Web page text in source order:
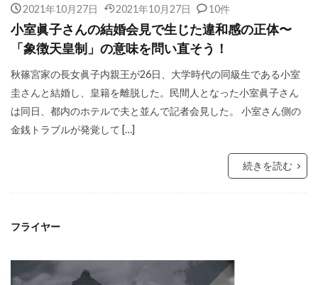
2021年10月27日 2021年10月27日 10件
小室眞子さんの結婚会見で生じた違和感の正体〜
「象徴天皇制」の意味を問い直そう！
秋篠宮家の長女眞子内親王が26日、大学時代の同級生である小室
圭さんと結婚し、皇籍を離脱した。民間人となった小室眞子さん
は同日、都内のホテルで夫と並んで記者会見した。 小室さん側の
金銭トラブルが発覚して […]
続きを読む
フライヤー